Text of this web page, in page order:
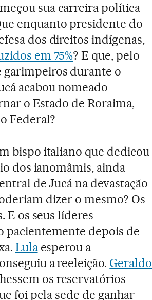
sua carreira política
enquanto presidente do
dos direitos indígenas,
em 75%? E que, pelo
garimpeiros durante o
acabou nomeado
o Estado de Roraima,
Federal?
bispo italiano que dedicou
dos ianomâmis, ainda
de Jucá na devastação
dizer o mesmo? Os
E os seus líderes
pacientemente depois de
Lulaesperou a
a reeleição. Geraldo
os reservatórios
foi pela sede de ganhar